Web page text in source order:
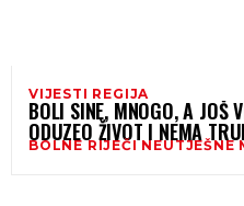
VIJESTI REGIJA
BOLI SINE, MNOGO, A JOŠ
ODUZEO ŽIVOT I NEMA
BOLNE RIJEČI NEUTJEŠNE